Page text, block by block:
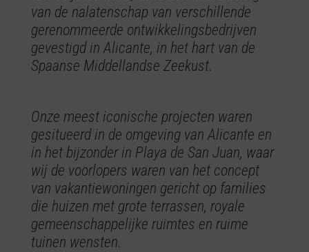
van de nalatenschap van verschillende
gerenommeerde ontwikkelingsbedrijven
gevestigd in Alicante, in het hart van de
Spaanse Middellandse Zeekust.
Onze meest iconische projecten waren
gesitueerd in de omgeving van Alicante en
in het bijzonder in Playa de San Juan, waar
wij de voorlopers waren van het concept
van vakantiewoningen gericht op families
die huizen met grote terrassen, royale
gemeenschappelijke ruimtes en ruime
tuinen wensten.